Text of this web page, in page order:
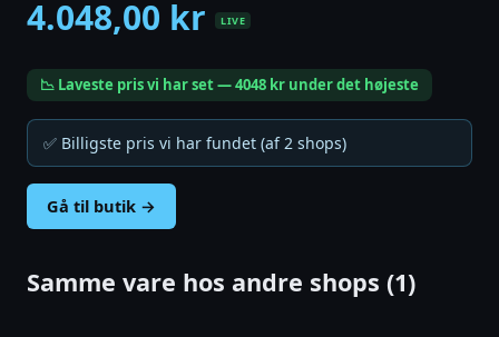
4.048,00 kr LIVE
📉 Laveste pris vi har set — 4048 kr under det højeste
✅ Billigste pris vi har fundet (af 2 shops)
Gå til butik →
Samme vare hos andre shops (1)